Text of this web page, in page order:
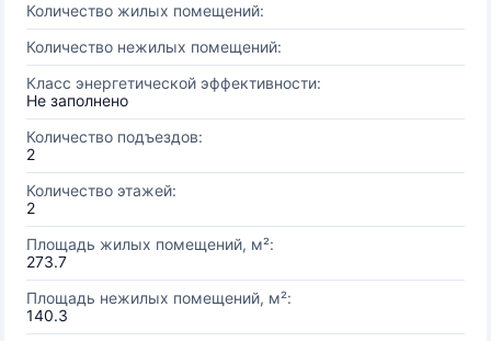
Количество жилых помещений:
Количество нежилых помещений:
Класс энергетической эффективности:
Не заполнено
Количество подъездов:
2
Количество этажей:
2
Площадь жилых помещений, м²:
273.7
Площадь нежилых помещений, м²:
140.3